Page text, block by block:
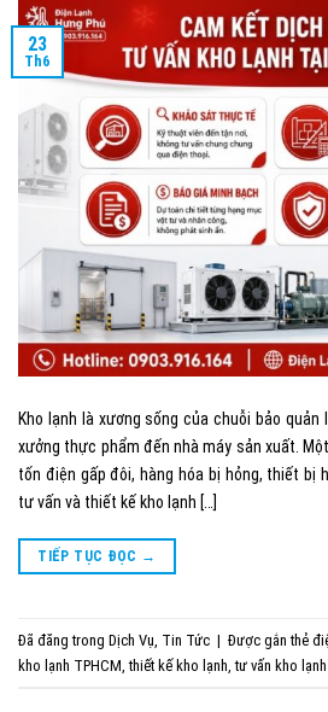
23
Th6
Kho lạnh là xương sống của chuỗi bảo
xưởng thực phẩm đến nhà máy sản xuất.
tốn điện gấp đôi, hàng hóa bị hỏng, thiết bị
tư vấn và thiết kế kho lạnh […]
TIẾP TỤC ĐỌC →
Đã đăng trong Dịch Vụ Tin Tức | Được gắn thẻ
kho lạnh TPHCM ,thiết kế kho lạnh ,tư vấn kho lạnh